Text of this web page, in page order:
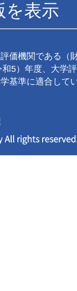
を表示
価機関である（
5）年度、大学
基準に適合して